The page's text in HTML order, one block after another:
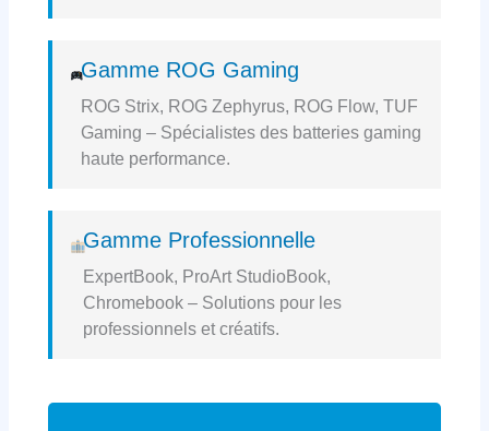
Gamme ROG Gaming
ROG Strix, ROG Zephyrus, ROG Flow, TUF
Gaming – Spécialistes des batteries gaming
haute performance.
Gamme Professionnelle
ExpertBook, ProArt StudioBook,
Chromebook – Solutions pour les
professionnels et créatifs.